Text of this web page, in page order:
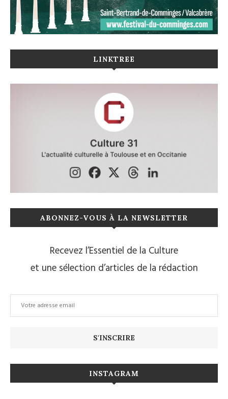
LINKTREE
ABONNEZ-VOUS À LA NEWSLETTER
Recevez l’Essentiel de la Culture
et une sélection d’articles de la rédaction
INSTAGRAM